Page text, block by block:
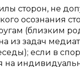
сторон, не
осознания
(близким
из задач
если в